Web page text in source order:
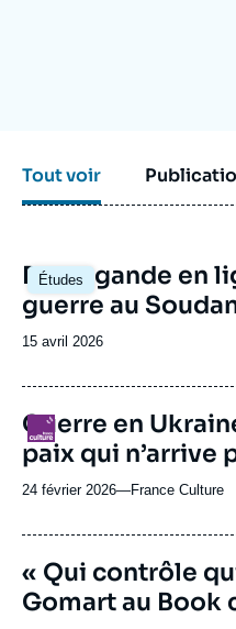
Tout voir
Études
Image
principale
Propagande en
guerre au
Date
publication
15 avril 2026
Logo
Guerre en
paix qui n’arrive
24 février 2026—Nom
journal,
ou
émission
France Culture
« Qui contrôle
Gomart au Book